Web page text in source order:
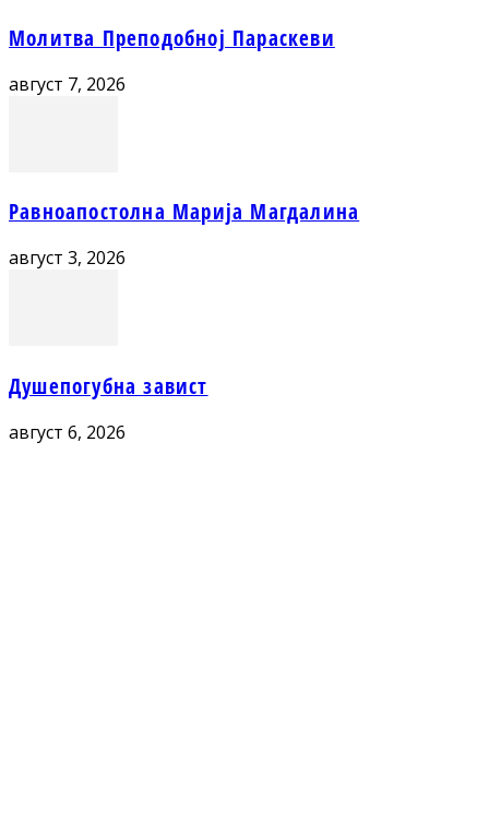
Молитва Преподобној Параскеви
август 7, 2026
Равноапостолна Марија Магдалина
август 3, 2026
Душепогубна завист
август 6, 2026